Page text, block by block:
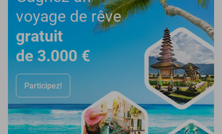
voyage de rêve
gratuit
de 3.000 €
Participez!